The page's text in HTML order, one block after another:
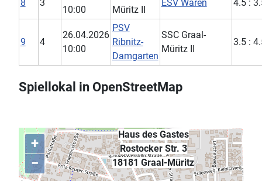
8 3
10:00
Müritz II
ESV Waren 4.5 :
9 4
26.04.2026
10:00
PSV
Ribnitz-
Damgarten
SSC Graal-
Müritz II
3.5 :
Spiellokal in OpenStreetMap
+
−
Haus des Gastes
Rostocker Str. 3
18181 Graal-Müritz
,